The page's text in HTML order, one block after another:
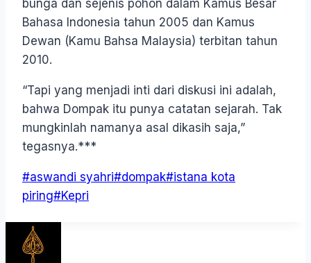
bunga dan sejenis pohon dalam Kamus Besar
Bahasa Indonesia tahun 2005 dan Kamus
Dewan (Kamu Bahsa Malaysia) terbitan tahun
2010.
“Tapi yang menjadi inti dari diskusi ini adalah,
bahwa Dompak itu punya catatan sejarah. Tak
mungkinlah namanya asal dikasih saja,”
tegasnya.***
Post
Tags:
#aswandi syahri#dompak#istana kota
piring#Kepri